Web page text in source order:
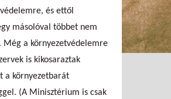
és ettől
másolóval többet nem
Még a környezetvédelemre
is kikosaraztak
a környezetbarát
(A Minisztérium is csak